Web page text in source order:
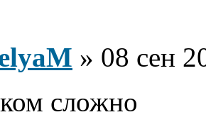
» 08 сен
сложно